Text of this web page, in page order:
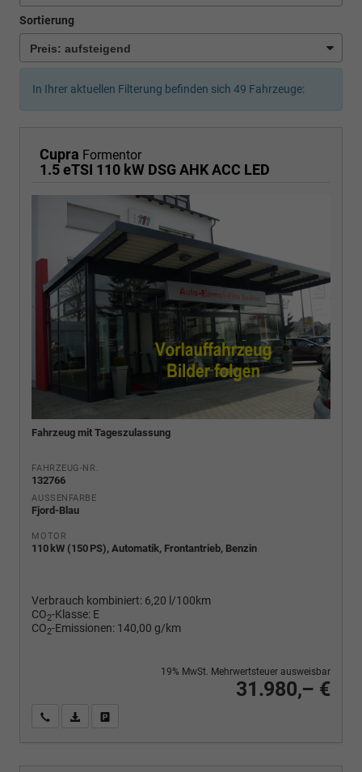
Sortierung
In Ihrer aktuellen Filterung befinden sich 49 Fahrzeuge:
Cupra Formentor
1.5 eTSI 110 kW DSG AHK ACC LED
Fahrzeug mit Tageszulassung
FAHRZEUG-NR.
132766
AUSSENFARBE
Fjord-Blau
MOTOR
110 kW (150 PS), Automatik, Frontantrieb, Benzin
Verbrauch kombiniert: 6,20 l/100km
CO2-Klasse: E
CO2-Emissionen: 140,00 g/km
31.980,– €
19% MwSt. Mehrwertsteuer ausweisbar
Wir rufen Sie anPDF-Fahrzeugexposé drucken